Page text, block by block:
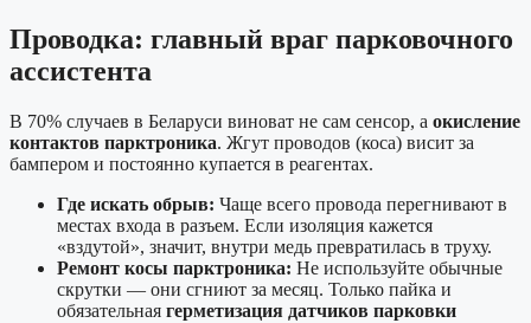
Проводка: главный враг парковочного
ассистента
В 70% случаев в Беларуси виноват не сам сенсор, а окисление
контактов парктроника. Жгут проводов (коса) висит за
бампером и постоянно купается в реагентах.
Где искать обрыв: Чаще всего провода перегнивают в
местах входа в разъем. Если изоляция кажется
«вздутой», значит, внутри медь превратилась в труху.
Ремонт косы парктроника: Не используйте обычные
скрутки — они сгниют за месяц. Только пайка и
обязательная герметизация датчиков парковки